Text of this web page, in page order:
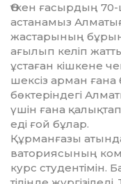
Өткен ғасырдың
астанамыз
жастарының
ағылып келіп
ұстаған кіш­кене
шексіз арман ғана
бөктеріндегі
үшін ғана
еді ғой бұлар.
Құрманғазы
ваториясының
курс